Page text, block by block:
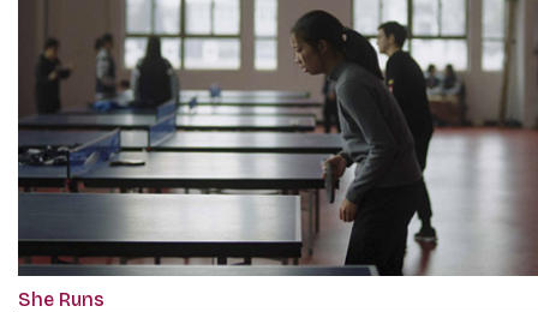
She Runs